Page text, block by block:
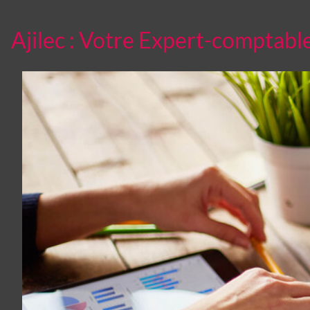
Ajilec : Votre Expert-